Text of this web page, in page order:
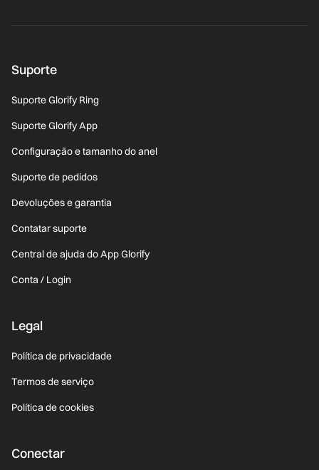
Suporte
Suporte Glorify Ring
Suporte Glorify App
Configuração e tamanho do anel
Suporte de pedidos
Devoluções e garantia
Contatar suporte
Central de ajuda do App Glorify
Conta / Login
Legal
Política de privacidade
Termos de serviço
Política de cookies
Conectar